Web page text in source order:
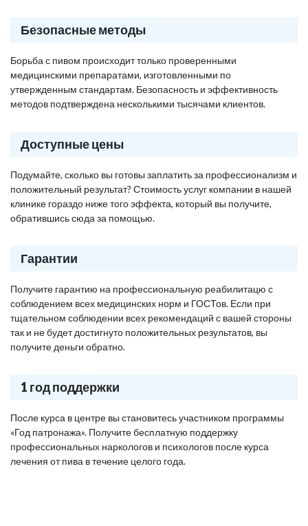
Безопасные методы
Борьба с пивом происходит только проверенными
медицинскими препаратами, изготовленными по
утвержденным стандартам. Безопасность и эффективность
методов подтверждена несколькими тысячами клиентов.
Доступные цены
Подумайте, сколько вы готовы заплатить за профессионализм и
положительный результат? Стоимость услуг компании в нашей
клинике гораздо ниже того эффекта, который вы получите,
обратившись сюда за помощью.
Гарантии
Получите гарантию на профессиональную реабилитацю с
соблюдением всех медицинских норм и ГОСТов. Если при
тщательном соблюдении всех рекомендаций с вашей стороны
так и не будет достигнуто положительных результатов, вы
получите деньги обратно.
1 год поддержки
После курса в центре вы становитесь участником программы
«Год патронажа». Получите бесплатную поддержку
профессиональных наркологов и психологов после курса
лечения от пива в течение целого года.